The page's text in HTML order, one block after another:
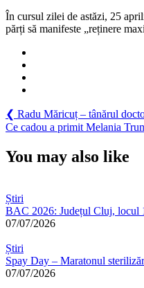
În cursul zilei de astăzi, 25
părți să manifeste „reținere
Navigare
în
articole
❮ Previous
Post:
Radu Măricuț – tânărul
Next
Ce cadou a primit Melania
You may also like
Știri
BAC 2026: Județul Cluj, locul
07/07/2026
Știri
Spay Day – Maratonul
07/07/2026